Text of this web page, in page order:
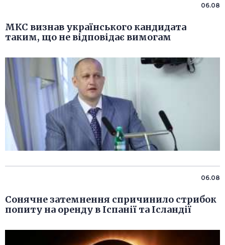
06.08
МКС визнав українського кандидата
таким, що не відповідає вимогам
06.08
Сонячне затемнення спричинило стрибок
попиту на оренду в Іспанії та Ісландії